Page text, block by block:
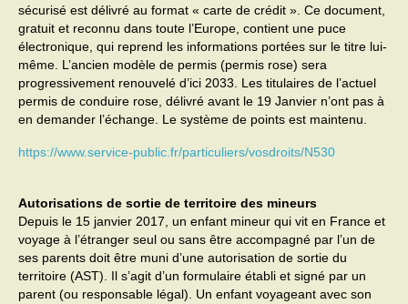
Démarches administratives
CONSEILLER NUMERIQUE
Infos utiles
L’école
Environnement
Transport
sécurisé est délivré au format « carte de crédit ». Ce document,
gratuit et reconnu dans toute l’Europe, contient une puce
électronique, qui reprend les informations portées sur le titre lui-
même. L’ancien modèle de permis (permis rose) sera
progressivement renouvelé d’ici 2033. Les titulaires de l’actuel
permis de conduire rose, délivré avant le 19 Janvier n’ont pas à
en demander l’échange. Le système de points est maintenu.
https://www.service-public.fr/particuliers/vosdroits/N530
Autorisations de sortie de territoire des mineurs
Depuis le 15 janvier 2017, un enfant mineur qui vit en France et
voyage à l’étranger seul ou sans être accompagné par l’un de
ses parents doit être muni d’une autorisation de sortie du
territoire (AST). Il s’agit d’un formulaire établi et signé par un
parent (ou responsable légal). Un enfant voyageant avec son